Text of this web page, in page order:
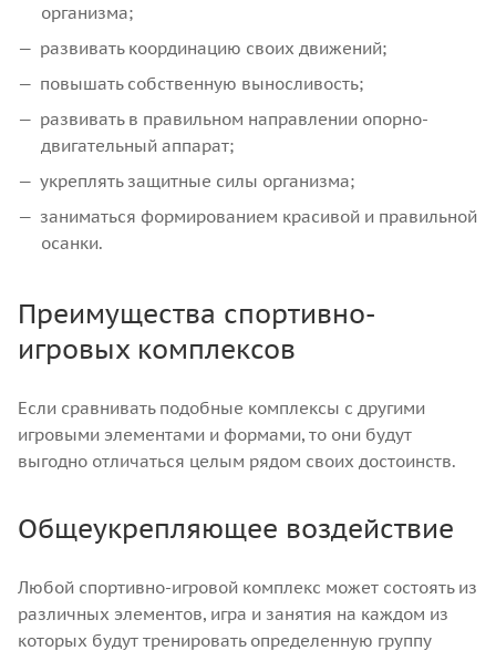
организма;
развивать координацию своих движений;
повышать собственную выносливость;
развивать в правильном направлении опорно-
двигательный аппарат;
укреплять защитные силы организма;
заниматься формированием красивой и правильной
осанки.
Преимущества спортивно-
игровых комплексов
Если сравнивать подобные комплексы с другими
игровыми элементами и формами, то они будут
выгодно отличаться целым рядом своих достоинств.
Общеукрепляющее воздействие
Любой спортивно-игровой комплекс может состоять из
различных элементов, игра и занятия на каждом из
которых будут тренировать определенную группу